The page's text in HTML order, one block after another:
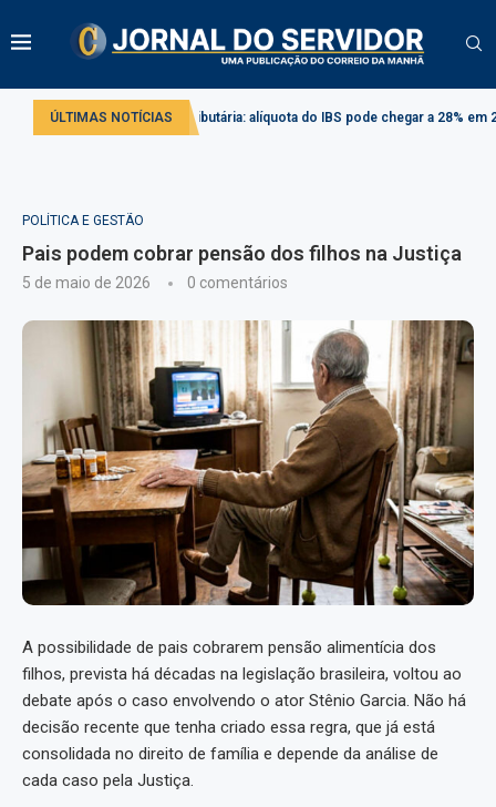
ÚLTIMAS NOTÍCIAS
Reforma tributária: alíquota do IBS pode chegar a 28% em 2033
POLÍTICA E GESTÃO
Pais podem cobrar pensão dos filhos na Justiça
5 de maio de 2026 0 comentários
A possibilidade de pais cobrarem pensão alimentícia dos
filhos, prevista há décadas na legislação brasileira, voltou ao
debate após o caso envolvendo o ator Stênio Garcia. Não há
decisão recente que tenha criado essa regra, que já está
consolidada no direito de família e depende da análise de
cada caso pela Justiça.